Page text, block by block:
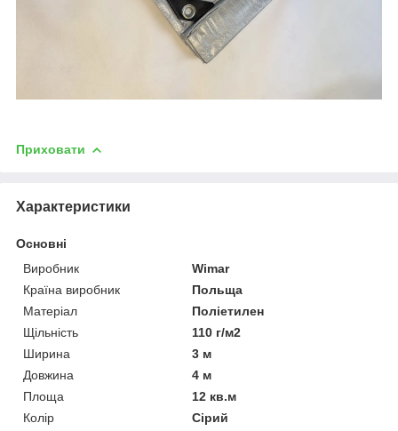
Приховати
Характеристики
Основні
Виробник
Wimar
Країна виробник
Польща
Матеріал
Поліетилен
Щільність
110 г/м2
Ширина
3 м
Довжина
4 м
Площа
12 кв.м
Колір
Сірий